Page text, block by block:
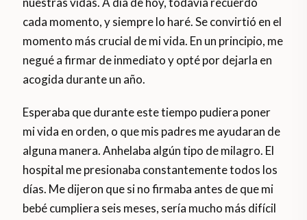
cada momento, y siempre lo haré. Se convirtió en el
momento más crucial de mi vida. En un principio, me
negué a firmar de inmediato y opté por dejarla en
acogida durante un año.
Esperaba que durante este tiempo pudiera poner
mi vida en orden, o que mis padres me ayudaran de
alguna manera. Anhelaba algún tipo de milagro. El
hospital me presionaba constantemente todos los
días. Me dijeron que si no firmaba antes de que mi
bebé cumpliera seis meses, sería mucho más difícil